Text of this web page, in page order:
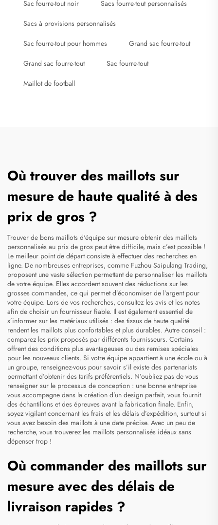
Sac fourre-tout noir Sacs fourre-tout personnalisés
Sacs à provisions personnalisés
Sac fourre-tout pour hommes Grand sac fourre-tout
Grand sac fourre-tout Sac fourre-tout
Maillot de football
Où trouver des maillots sur
mesure de haute qualité à des
prix de gros ?
Trouver de bons maillots d'équipe sur mesure obtenir des maillots
personnalisés au prix de gros peut être difficile, mais c’est possible !
Le meilleur point de départ consiste à effectuer des recherches en
ligne. De nombreuses entreprises, comme Fuzhou Saipulang Trading,
proposent une vaste sélection permettant de personnaliser les maillots
de votre équipe. Elles accordent souvent des réductions sur les
grosses commandes, ce qui permet d’économiser de l’argent pour
votre équipe. Lors de vos recherches, consultez les avis et les notes
afin de choisir un fournisseur fiable. Il est également essentiel de
s’informer sur les matériaux utilisés : des tissus de haute qualité
rendent les maillots plus confortables et plus durables. Autre conseil :
comparez les prix proposés par différents fournisseurs. Certains
offrent des conditions plus avantageuses ou des remises spéciales
pour les nouveaux clients. Si votre équipe appartient à une école ou à
un groupe, renseignez-vous pour savoir s’il existe des partenariats
permettant d’obtenir des tarifs préférentiels. N’oubliez pas de vous
renseigner sur le processus de conception : une bonne entreprise
vous accompagne dans la création d’un design parfait, vous fournit
des échantillons et des épreuves avant la fabrication finale. Enfin,
soyez vigilant concernant les frais et les délais d’expédition, surtout si
vous avez besoin des maillots à une date précise. Avec un peu de
recherche, vous trouverez les maillots personnalisés idéaux sans
dépenser trop !
Où commander des maillots sur
mesure avec des délais de
livraison rapides ?